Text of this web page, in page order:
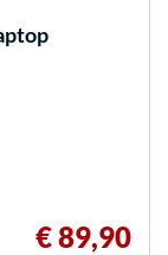
€ 89,90